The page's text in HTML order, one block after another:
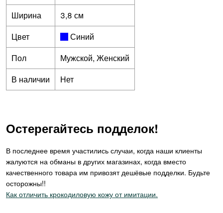
Ширина
3,8 см
Цвет
Синий
Пол
Мужской, Женский
В наличии
Нет
Остерегайтесь подделок!
В последнее время участились случаи, когда наши клиенты
жалуются на обманы в других магазинах, когда вместо
качественного товара им привозят дешёвые подделки. Будьте
осторожны!!
Как отличить крокодиловую кожу от имитации.